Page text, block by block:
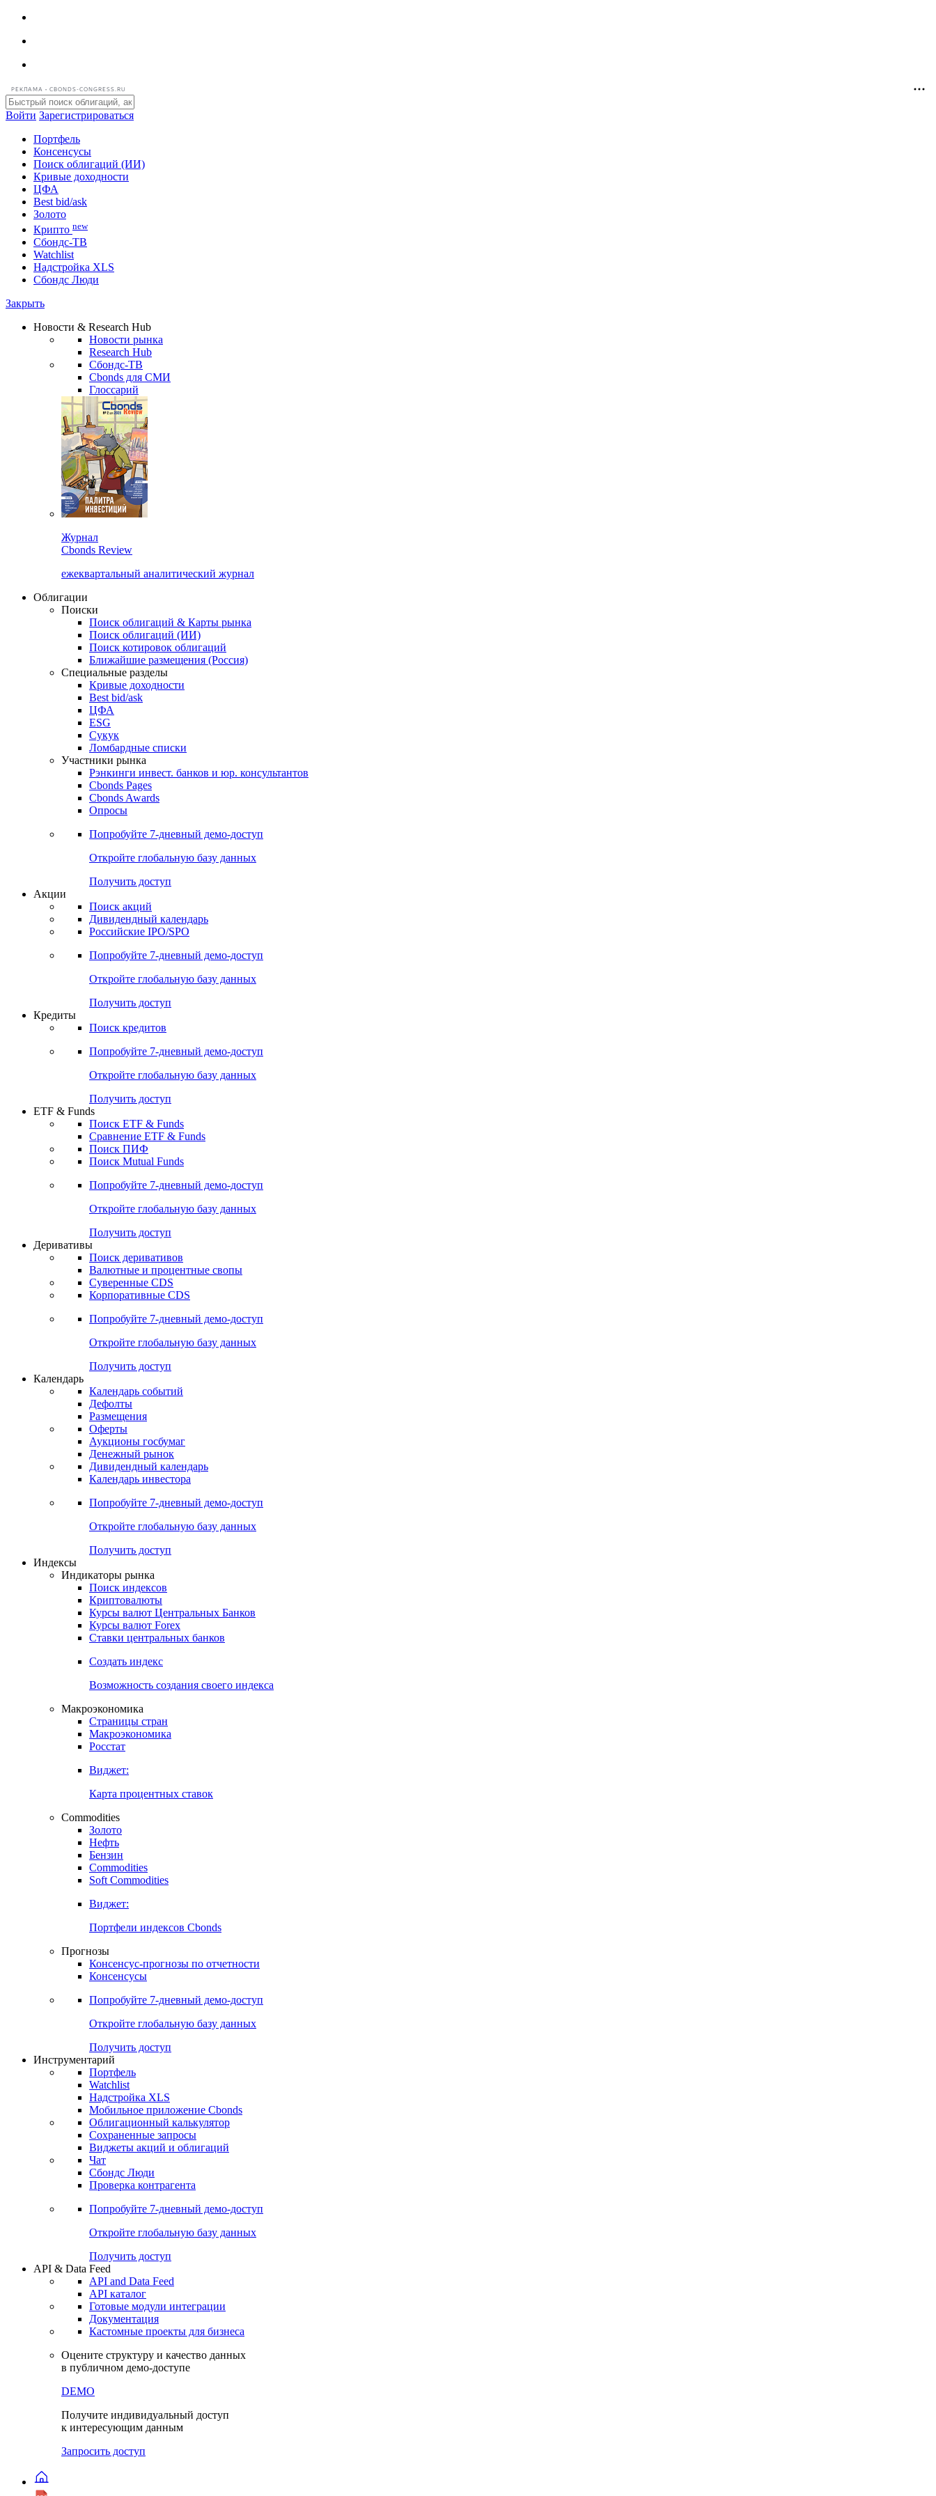
РЕКЛАМА • CBONDS-CONGRESS.RU
Войти Зарегистрироваться
Портфель
Консенсусы
Поиск облигаций (ИИ)
Кривые доходности
ЦФА
Best bid/ask
Золото
Криптоnew
Сбондс-ТВ
Надстройка XLS
Сбондс Люди
Новости & Research Hub
Новости рынка
Research Hub
Сбондс-ТВ
Cbonds для СМИ
Глоссарий
Журнал
Cbonds Review
ежеквартальный аналитический журнал
Облигации
Поиски
Поиск облигаций & Карты рынка
Поиск облигаций (ИИ)
Поиск котировок облигаций
Ближайшие размещения (Россия)
Специальные разделы
Кривые доходности
Best bid/ask
ЦФА
ESG
Сукук
Ломбардные списки
Участники рынка
Рэнкинги инвест. банков и юр. консультантов
Cbonds Pages
Cbonds Awards
Опросы
Попробуйте7-дневный
Откройте глобальную базу данных
Получить доступ
Акции
Поиск акций
Дивидендный календарь
Российские IPO/SPO
Попробуйте7-дневный
Откройте глобальную базу данных
Получить доступ
Кредиты
Поиск кредитов
Попробуйте7-дневный
Откройте глобальную базу данных
Получить доступ
ETF & Funds
Поиск ETF & Funds
Сравнение ETF & Funds
Поиск ПИФ
Поиск Mutual Funds
Попробуйте7-дневный
Откройте глобальную базу данных
Получить доступ
Деривативы
Поиск деривативов
Валютные и процентные свопы
Суверенные CDS
Корпоративные CDS
Попробуйте7-дневный
Откройте глобальную базу данных
Получить доступ
Календарь
Календарь событий
Дефолты
Размещения
Оферты
Аукционы госбумаг
Денежный рынок
Дивидендный календарь
Календарь инвестора
Попробуйте7-дневный
Получить доступ
Индикаторы рынка
Поиск индексов
Криптовалюты
Курсы валют Центральных Банков
Курсы валют Forex
Ставки центральных банков
Создать индекс
Возможность создания своего индекса
Макроэкономика
Страницы стран
Макроэкономика
Росстат
Виджет:
Карта процентных ставок
Commodities
Золото
Нефть
Бензин
Commodities
Soft Commodities
Виджет:
Портфели индексов Cbonds
Прогнозы
Консенсус-прогнозы по отчетности
Консенсусы
Попробуйте7-дневный
Откройте глобальную базу данных
Получить доступ
Инструментарий
Портфель
Watchlist
Надстройка XLS
Мобильное приложение Cbonds
Облигационный калькулятор
Сохраненные запросы
Виджеты акций и облигаций
Чат
Сбондс Люди
Проверка контрагента
Попробуйте7-дневный
Откройте глобальную базу данных
Получить доступ
API & Data Feed
API and Data Feed
API каталог
Документация
Кастомные проекты для бизнеса
Оцените структуру и качество данных
в публичном демо-доступе
DEMO
Получите индивидуальный доступ